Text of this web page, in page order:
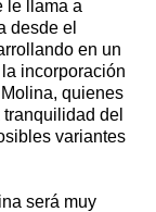
le llama a
desde el
en un
incorporación
quienes
del
variantes
será muy